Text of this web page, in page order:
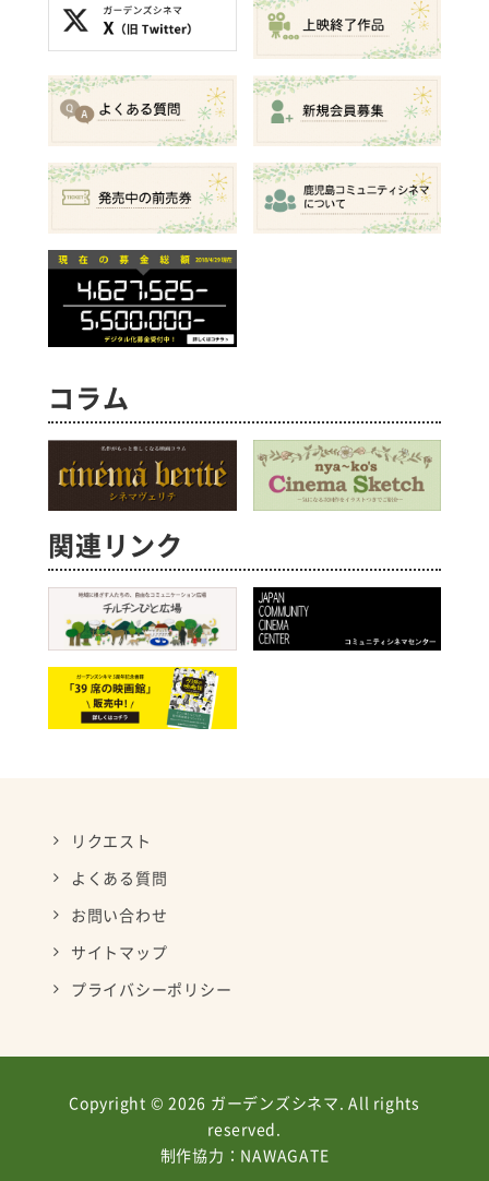
コラム
関連リンク
リクエスト
よくある質問
お問い合わせ
サイトマップ
プライバシーポリシー
Copyright © 2026 ガーデンズシネマ. All rights
reserved.
制作協力： NAWAGATE